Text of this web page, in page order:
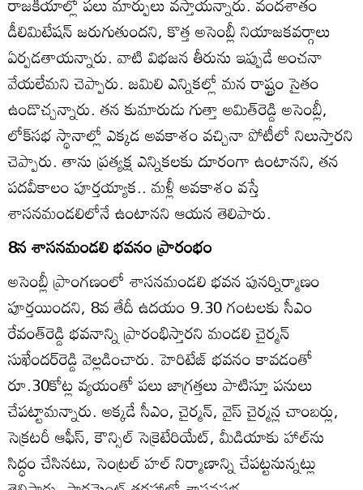
డీలిమిటేషన్‌ జరుగుతుందని, కొత్త అసెంబ్లీ నియాజకవర్గాలు
ఏర్పడతాయన్నారు. వాటి విభజన తీరును ఇప్పుడే అంచనా
వేయలేమని చెప్పారు. జమిలి ఎన్నికల్లో మన రాష్ట్రం సైతం
ఉండొచ్చన్నారు. తన కుమారుడు గుత్తా అమిత్‌రెడ్డి అసెంబ్లీ,
లోక్‌సభ స్థానాల్లో ఎక్కడ అవకాశం వచ్చినా పోటీలో నిలుస్తారని
చెప్పారు. తాను ప్రత్యక్ష ఎన్నికలకు దూరంగా ఉంటానని, తన
పదవీకాలం పూర్తయ్యాక.. మళ్లీ అవకాశం వస్తే
శాసనమండలిలోనే ఉంటానని ఆయన తెలిపారు.
8న శాసనమండలి భవనం ప్రారంభం
అసెంబ్లీ ప్రాంగణంలో శాసనమండలి భవన పునర్నిర్మాణం
పూర్తయిందని, 8వ తేదీ ఉదయం 9.30 గంటలకు సీఎం
రేవంత్‌రెడ్డి భవనాన్ని ప్రారంభిస్తారని మండలి చైర్మన్‌
సుఖేందర్‌రెడ్డి వెల్లడించారు. హెరిటేజ్‌ భవనం కావడంతో
రూ.30కోట్ల వ్యయంతో పలు జాగ్రత్తలు పాటిస్తూ పనులు
చేపట్టామన్నారు. అక్కడే సీఎం, చైర్మన్‌, వైస్‌ చైర్మన్ల చాంబర్లు,
సెక్రటరీ ఆఫీస్‌, కౌన్సిల్‌ సెక్రెటేరియేట్‌, మీడియాకు హాల్‌ను
సిద్ధం చేసినటు, సెంట్రల్‌ హల్‌ నిర్మాణాన్ని చేపట్టనున్నట్లు